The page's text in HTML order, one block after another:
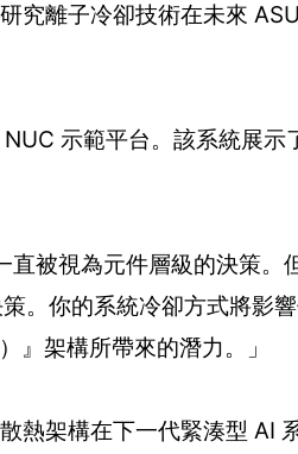
究離子冷卻技術在未來
示範平台。該系統展示
被視為元件層級的決策。
。你的系統冷卻方式將影
架構所帶來的潛力。」
架構在下一代緊湊型 AI